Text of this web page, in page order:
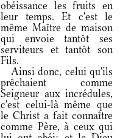
obéissance les fruits en
leur temps. Et c'est le
même Maître de maison
qui envoie tantôt ses
serviteurs et tantôt son
Fils.
Ainsi donc, celui qu'ils
prêchaient comme
Seigneur aux incrédules,
c'est celui-là même que
le Christ a fait connaître
comme Père, à ceux qui